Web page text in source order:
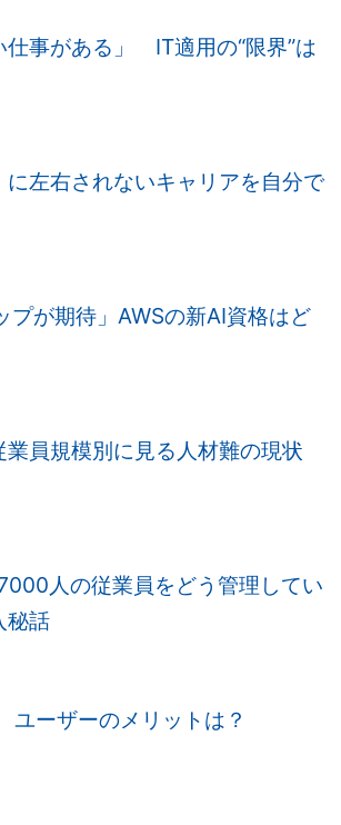
仕事がある」 IT適用の“限界”は
左右されないキャリアを自分で
プが期待」AWSの新AI資格はど
員規模別に見る人材難の現状
人の従業員をどう管理してい
秘話
ーザーのメリットは？